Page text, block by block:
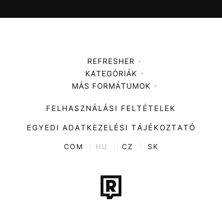
REFRESHER
Médiaajánlat
KATEGÓRIÁK
Zene
Divat
Kultúra
ENTR
Tech-Tudomány
Sport
MÁS FORMÁTUMOK
FELHASZNÁLÁSI FELTÉTELEK
EGYEDI ADATKEZELÉSI TÁJÉKOZTATÓ
COM HU CZ SK